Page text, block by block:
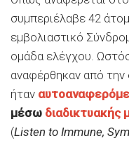
συμπεριέλαβε 42
εμβολιαστικό
ομάδα ελέγχου.
αναφέρθηκαν από
ήταν
μέσω διαδικτυακής
(Listen to Immune,